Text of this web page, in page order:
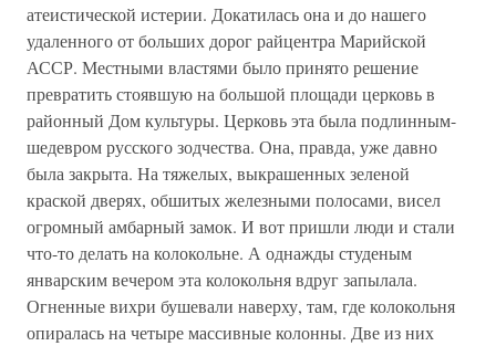
атеистической истерии. Докатилась она и до нашего
удаленного от больших дорог райцентра Марийской
АССР. Местными властями было принято решение
превратить стоявшую на большой площади церковь в
районный Дом культуры. Церковь эта была подлинным-
шедевром русского зодчества. Она, правда, уже давно
была закрыта. На тяжелых, выкрашенных зеленой
краской дверях, обшитых железными полосами, висел
огромный амбарный замок. И вот пришли люди и стали
что-то делать на колокольне. А однажды студеным
январским вечером эта колокольня вдруг запылала.
Огненные вихри бушевали наверху, там, где колокольня
опиралась на четыре массивные колонны. Две из них